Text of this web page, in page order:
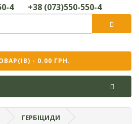
4 +38 (073)550-550-4
- 0.00 ГРН.
ГЕРБІЦИДИ